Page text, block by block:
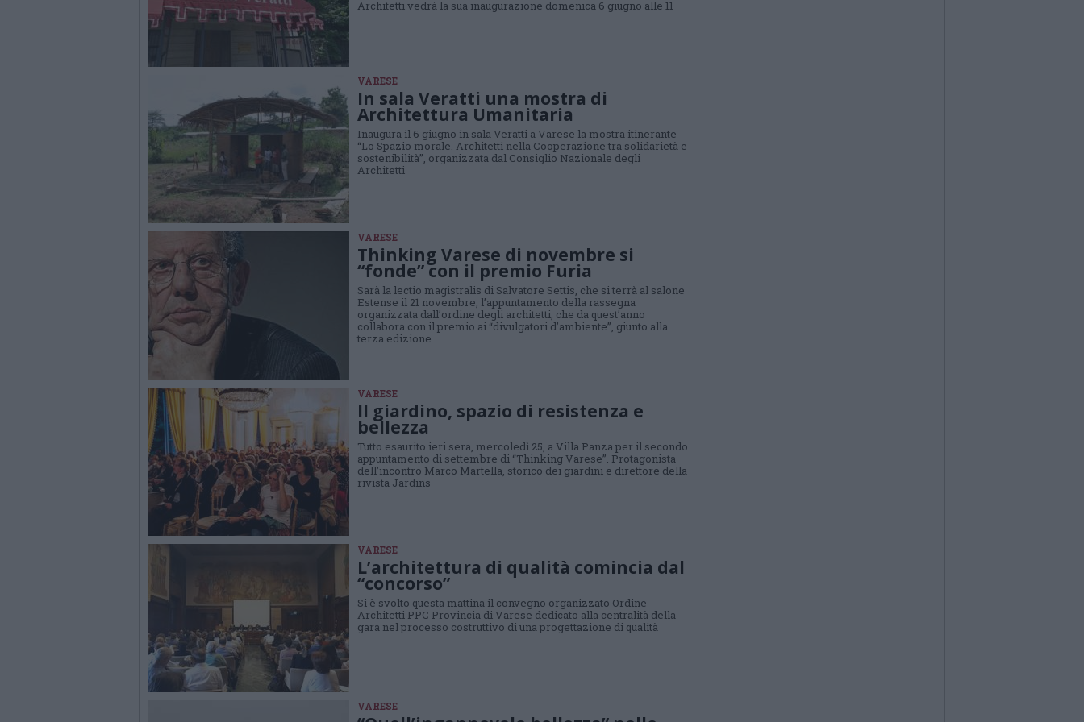
Architetti vedrà la sua inaugurazione domenica 6 giugno alle 11
VARESE
In sala Veratti una mostra di
Architettura Umanitaria
Inaugura il 6 giugno in sala Veratti a Varese la mostra itinerante
“Lo Spazio morale. Architetti nella Cooperazione tra solidarietà e
sostenibilità”, organizzata dal Consiglio Nazionale degli
Architetti
VARESE
Thinking Varese di novembre si
“fonde” con il premio Furia
Sarà la lectio magistralis di Salvatore Settis, che si terrà al salone
Estense il 21 novembre, l’appuntamento della rassegna
organizzata dall’ordine degli architetti, che da quest’anno
collabora con il premio ai “divulgatori d’ambiente”, giunto alla
terza edizione
VARESE
Il giardino, spazio di resistenza e
bellezza
Tutto esaurito ieri sera, mercoledì 25, a Villa Panza per il secondo
appuntamento di settembre di “Thinking Varese”. Protagonista
dell’incontro Marco Martella, storico dei giardini e direttore della
rivista Jardins
VARESE
L’architettura di qualità comincia dal
“concorso”
Si è svolto questa mattina il convegno organizzato Ordine
Architetti PPC Provincia di Varese dedicato alla centralità della
gara nel processo costruttivo di una progettazione di qualità
VARESE